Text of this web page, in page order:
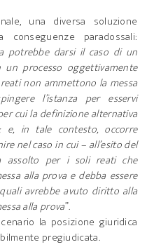
una diversa soluzione
paradossali:
potrebbe darsi il caso di un
processo oggettivamente
non ammettono la messa
l’istanza per esservi
cui la definizione alternativa
in tale contesto, occorre
nel caso in cui – all’esito del
assolto per i soli reati che
alla prova e debba essere
avrebbe avuto diritto alla
alla prova”.
la posizione giuridica
pregiudicata.